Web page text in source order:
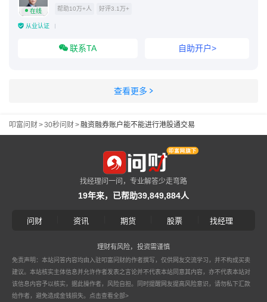
在线 帮助10万+人 好评3.1万+
从业认证
联系TA 自助开户>
查看更多
叩富问财>30秒问财>融资融券账户能不能进行港股通交易
找经理问一问，专业解答少走弯路
19年来，已帮助39,849,884人
问财 资讯 期货 股票 找经理
理财有风险，投资需谨慎
免责声明：本站问答内容均由入驻叩富问财的作者撰写，仅供网友交流学习，并不构成买卖
建议。本站核实主体信息并允许作者发表之言论并不代表本站同意其内容，亦不代表本站对
该信息内容予以核实，据此操作者，风险自担。同时提醒网友提高风险意识，请勿私下汇款
给作者，避免造成金钱损失。 点击查看全部>